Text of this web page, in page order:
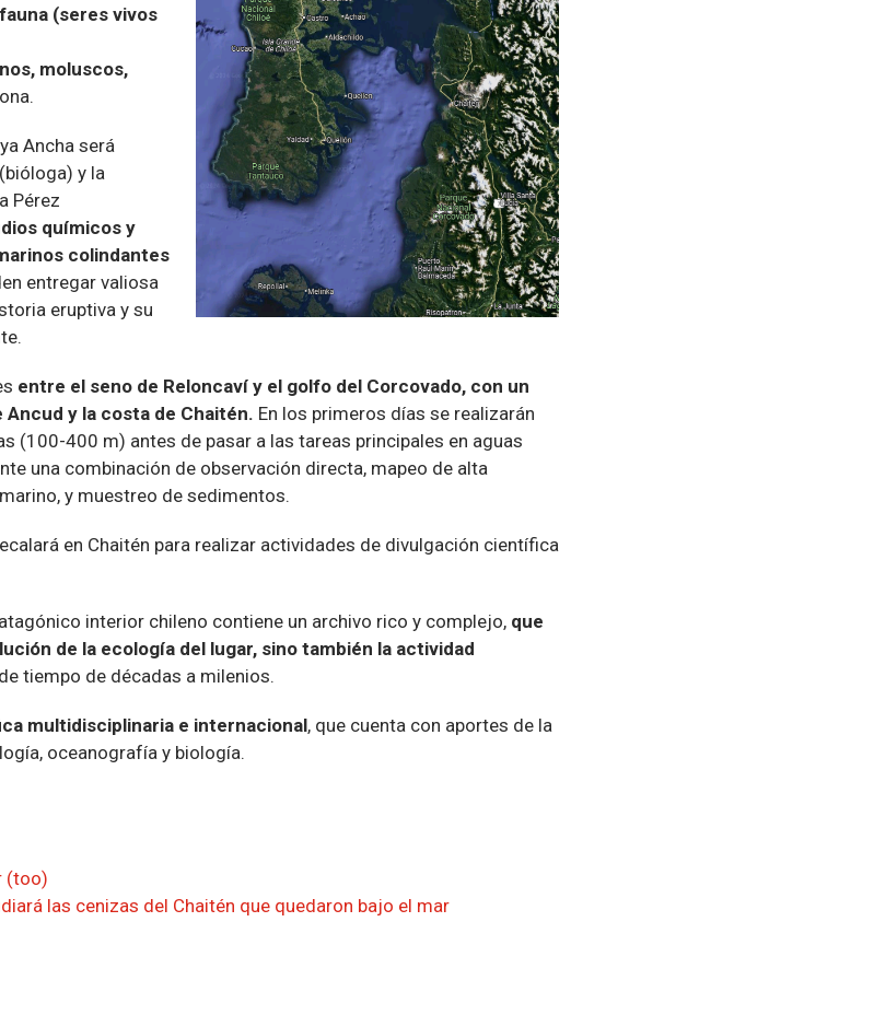
(seres vivos
moluscos,
Ancha será
(bióloga) y la
Pérez
químicos y
colindantes
entregar valiosa
eruptiva y su
entre el seno de Reloncaví y el golfo del Corcovado, con un
y la costa de Chaitén. En los primeros días se realizarán
(100-400 m) antes de pasar a las tareas principales en aguas
una combinación de observación directa, mapeo de alta
y muestreo de sedimentos.
en Chaitén para realizar actividades de divulgación científica
interior chileno contiene un archivo rico y complejo, que
de la ecología del lugar, sino también la actividad
tiempo de décadas a milenios.
multidisciplinaria e internacional, que cuenta con aportes de la
oceanografía y biología.
(too)
las cenizas del Chaitén que quedaron bajo el mar